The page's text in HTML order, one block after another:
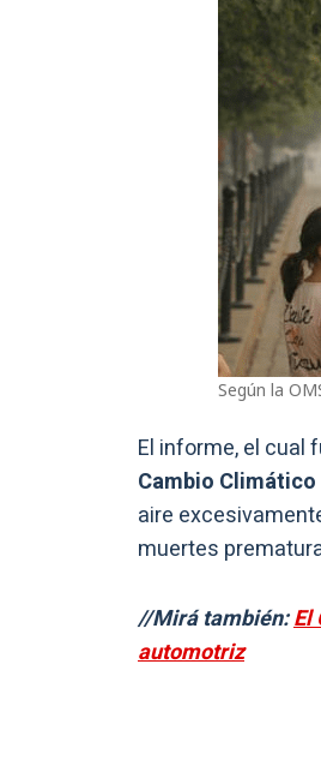
Según la
El informe, el cual
Cambio Climático
aire
muertes
//Mirá también:El
automotriz